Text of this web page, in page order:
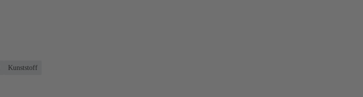
Kunststoff